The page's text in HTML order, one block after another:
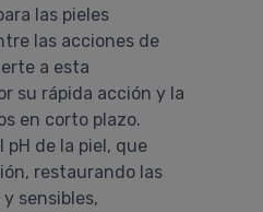
las pieles
las acciones de
a esta
su rápida acción y la
en corto plazo.
de la piel, que
restaurando las
sensibles,